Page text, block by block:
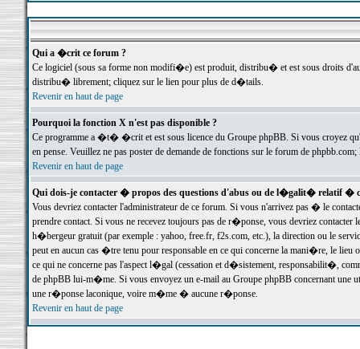
Qui a �crit ce forum ?
Ce logiciel (sous sa forme non modifi�e) est produit, distribu� et est sous droits
distribu� librement; cliquez sur le lien pour plus de d�tails.
Revenir en haut de page
Pourquoi la fonction X n'est pas disponible ?
Ce programme a �t� �crit et est sous licence du Groupe phpBB. Si vous croyez
en pense. Veuillez ne pas poster de demande de fonctions sur le forum de
Revenir en haut de page
Qui dois-je contacter � propos des questions d'abus ou de l�galit� relatif �
Vous devriez contacter l'administrateur de ce forum. Si vous n'arrivez pas � le
prendre contact. Si vous ne recevez toujours pas de r�ponse, vous devriez
h�bergeur gratuit (par exemple : yahoo, free.fr, f2s.com, etc.), la direction ou le
peut en aucun cas �tre tenu pour responsable en ce qui concerne la mani�re, le
ce qui ne concerne pas l'aspect l�gal (cessation et d�sistement, responsabilit�,
de phpBB lui-m�me. Si vous envoyez un e-mail au Groupe phpBB concernant une
une r�ponse laconique, voire m�me � aucune r�ponse.
Revenir en haut de page